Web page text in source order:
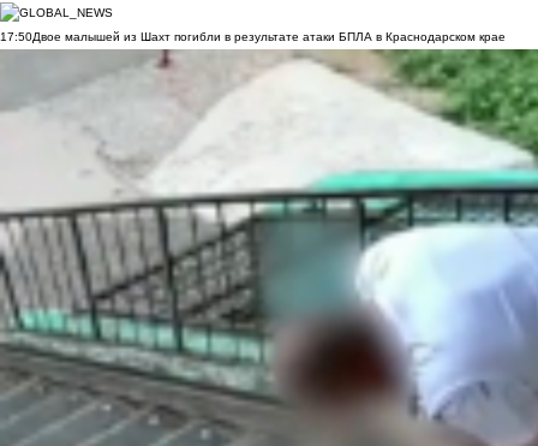
17:50Двое малышей из Шахт погибли в результате атаки БПЛА в Краснодарском крае